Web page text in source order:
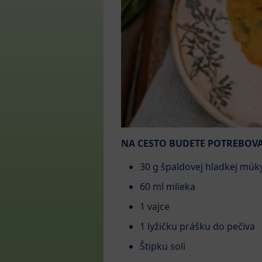
NA CESTO BUDETE
30 g špaldovej hladkej
60 ml mlieka
1 vajce
1 lyžičku prášku do pečiva
Štipku soli